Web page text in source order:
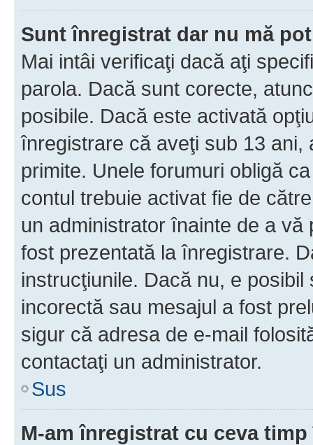
Sunt înregistrat dar nu mă
Mai intâi verificaţi dacă aţi
parola. Dacă sunt corecte,
posibile. Dacă este activată
înregistrare că aveţi sub 13
primite. Unele forumuri obligă
contul trebuie activat fie de
un administrator înainte de a
fost prezentată la înregistrare.
instrucţiunile. Dacă nu, e
incorectă sau mesajul a fost
sigur că adresa de e-mail
contactaţi un administrator.
Sus
M-am înregistrat cu ceva